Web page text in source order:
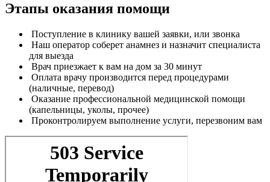
Этапы оказания помощи
Поступление в клинику вашей заявки, или звонка
Наш оператор соберет анамнез и назначит специалиста
для выезда
Врач приезжает к вам на дом за 30 минут
Оплата врачу производится перед процедурами
(наличные, перевод)
Оказание профессиональной медицинской помощи
(капельницы, уколы, прочее)
Проконтролируем выполнение услуги, перезвоним вам